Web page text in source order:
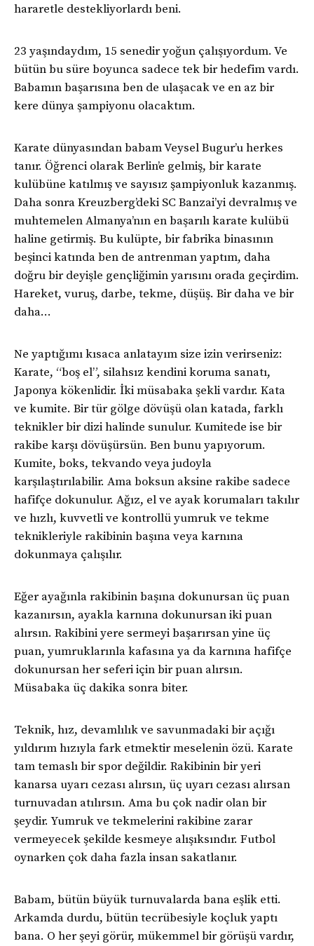
hararetle destekliyorlardı beni.
23 yaşındaydım, 15 senedir yoğun çalışıyordum. Ve
bütün bu süre boyunca sadece tek bir hedefim vardı.
Babamın başarısına ben de ulaşacak ve en az bir
kere dünya şampiyonu olacaktım.
Karate dünyasından babam Veysel Bugur’u herkes
tanır. Öğrenci olarak Berlin’e gelmiş, bir karate
kulübüne katılmış ve sayısız şampiyonluk kazanmış.
Daha sonra Kreuzberg’deki SC Banzai’yi devralmış ve
muhtemelen Almanya’nın en başarılı karate kulübü
haline getirmiş. Bu kulüpte, bir fabrika binasının
beşinci katında ben de antrenman yaptım, daha
doğru bir deyişle gençliğimin yarısını orada geçirdim.
Hareket, vuruş, darbe, tekme, düşüş. Bir daha ve bir
daha…
Ne yaptığımı kısaca anlatayım size izin verirseniz:
Karate, “boş el”, silahsız kendini koruma sanatı,
Japonya kökenlidir. İki müsabaka şekli vardır. Kata
ve kumite. Bir tür gölge dövüşü olan katada, farklı
teknikler bir dizi halinde sunulur. Kumitede ise bir
rakibe karşı dövüşürsün. Ben bunu yapıyorum.
Kumite, boks, tekvando veya judoyla
karşılaştırılabilir. Ama boksun aksine rakibe sadece
hafifçe dokunulur. Ağız, el ve ayak korumaları takılır
ve hızlı, kuvvetli ve kontrollü yumruk ve tekme
teknikleriyle rakibinin başına veya karnına
dokunmaya çalışılır.
Eğer ayağınla rakibinin başına dokunursan üç puan
kazanırsın, ayakla karnına dokunursan iki puan
alırsın. Rakibini yere sermeyi başarırsan yine üç
puan, yumruklarınla kafasına ya da karnına hafifçe
dokunursan her seferi için bir puan alırsın.
Müsabaka üç dakika sonra biter.
Teknik, hız, devamlılık ve savunmadaki bir açığı
yıldırım hızıyla fark etmektir meselenin özü. Karate
tam temaslı bir spor değildir. Rakibinin bir yeri
kanarsa uyarı cezası alırsın, üç uyarı cezası alırsan
turnuvadan atılırsın. Ama bu çok nadir olan bir
şeydir. Yumruk ve tekmelerini rakibine zarar
vermeyecek şekilde kesmeye alışıksındır. Futbol
oynarken çok daha fazla insan sakatlanır.
Babam, bütün büyük turnuvalarda bana eşlik etti.
Arkamda durdu, bütün tecrübesiyle koçluk yaptı
bana. O her şeyi görür, mükemmel bir görüşü vardır,